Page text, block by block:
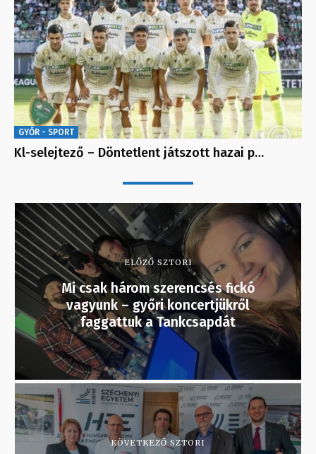
GYŐR - SPORT
Kl-selejtező – Döntetlent játszott hazai p…
ELŐZŐ SZTORI
Mi csak három szerencsés fickó
vagyunk – győri koncertjükről
faggattuk a Tankcsapdát
KÖVETKEZŐ SZTORI